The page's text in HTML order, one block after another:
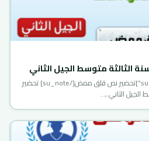
متوسط الجيل الثاني
[su_note note_color=”#53defb”]تحضير نص قلق ممض[/su_note] تحضير
الثاني ,…